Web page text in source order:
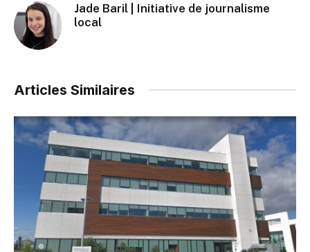
Jade Baril | Initiative de journalisme
local
Articles Similaires